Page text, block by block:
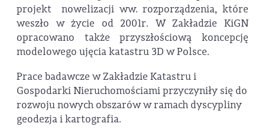
projekt nowelizacji ww. rozporządzenia, które
weszło w życie od 2001r. W Zakładzie KiGN
opracowano także przyszłościową koncepcję
modelowego ujęcia katastru 3D w Polsce.
Prace badawcze w Zakładzie Katastru i
Gospodarki Nieruchomościami przyczyniły się do
rozwoju nowych obszarów w ramach dyscypliny
geodezja i kartografia.